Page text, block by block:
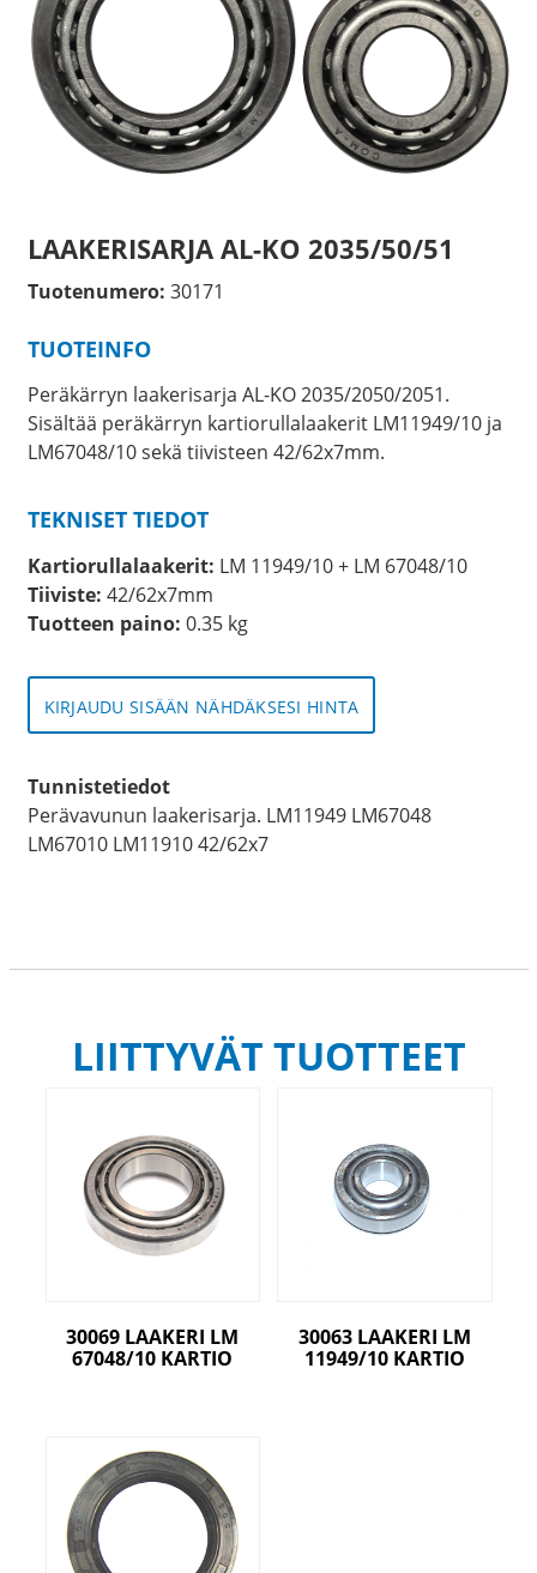
LAAKERISARJA AL-KO 2035/50/51
Tuotenumero: 30171
TUOTEINFO
Peräkärryn laakerisarja AL-KO 2035/2050/2051.
Sisältää peräkärryn kartiorullalaakerit LM11949/10 ja
LM67048/10 sekä tiivisteen 42/62x7mm.
TEKNISET TIEDOT
Kartiorullalaakerit: LM 11949/10 + LM 67048/10
Tiiviste: 42/62x7mm
Tuotteen paino: 0.35 kg
KIRJAUDU SISÄÄN NÄHDÄKSESI HINTA
Tunnistetiedot
Perävavunun laakerisarja. LM11949 LM67048
LM67010 LM11910 42/62x7
LIITTYVÄT TUOTTEET
30069 LAAKERI LM
67048/10 KARTIO
30063 LAAKERI LM
11949/10 KARTIO